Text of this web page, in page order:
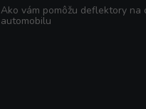
Ako vám pomôžu deflektory na
automobilu